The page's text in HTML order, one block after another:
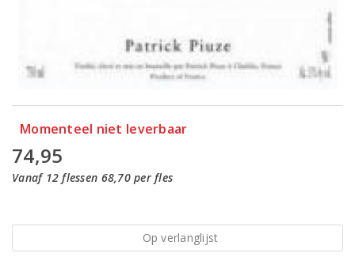
Momenteel niet leverbaar
74,95
Vanaf 12 flessen 68,70 per fles
Op verlanglijst